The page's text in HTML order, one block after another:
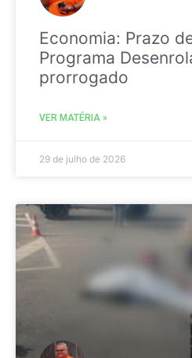
Economia: Prazo
Programa
prorrogado
VER MATÉRIA »
29 de julho de 2026